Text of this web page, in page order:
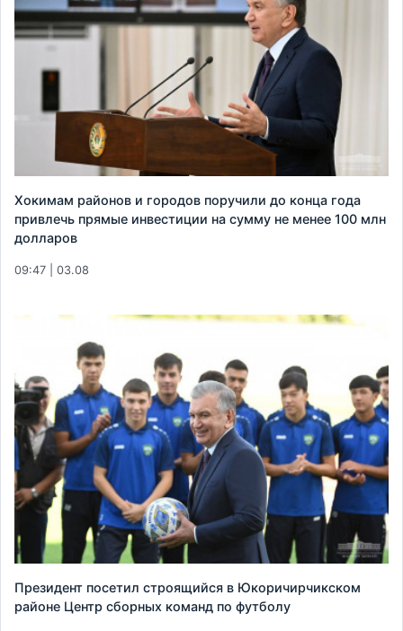
Хокимам районов и городов поручили до конца года
привлечь прямые инвестиции на сумму не менее 100 млн
долларов
09:47 | 03.08
Президент посетил строящийся в Юкоричирчикском
районе Центр сборных команд по футболу